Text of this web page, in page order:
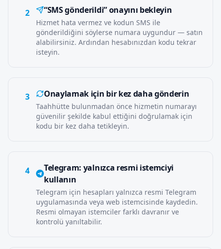
2 “SMS gönderildi” onayını bekleyin
Hizmet hata vermez ve kodun SMS ile
gönderildiğini söylerse numara uygundur — satın
alabilirsiniz. Ardından hesabınızdan kodu tekrar
isteyin.
3 Onaylamak için bir kez daha gönderin
Taahhütte bulunmadan önce hizmetin numarayı
güvenilir şekilde kabul ettiğini doğrulamak için
kodu bir kez daha tetikleyin.
4
Telegram: yalnızca resmi istemciyi
kullanın
Telegram için hesapları yalnızca resmi Telegram
uygulamasında veya web istemcisinde kaydedin.
Resmi olmayan istemciler farklı davranır ve
kontrolü yanıltabilir.